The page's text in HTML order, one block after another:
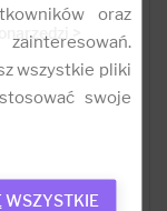
>
oraz
wszystkie pliki
swoje
WSZYSTKIE